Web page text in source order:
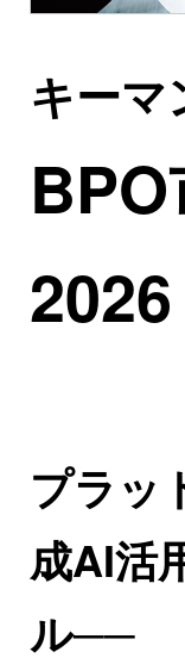
キー
2026
プラッ
成AI活
ル──